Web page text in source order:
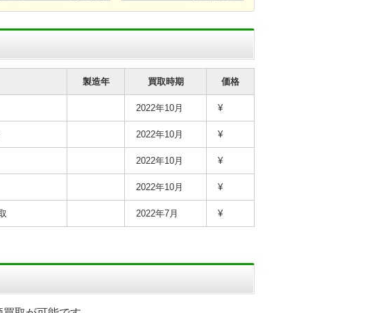
管に伴う外箱に傷や汚れ、
保管に伴う外箱に傷や汚れ、
製造年 買取時期 価格
2022年10月 ¥
2022年10月 ¥
2022年10月 ¥
2022年10月 ¥
2022年7月 ¥